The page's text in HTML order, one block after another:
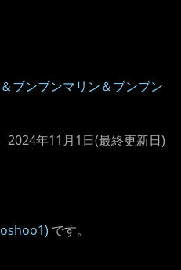
ブンブンマリン＆ブンブン
2024年11月1日(最終更新日)
です。